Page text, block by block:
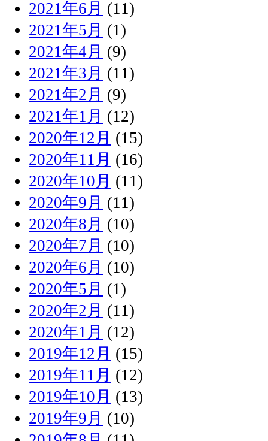
2021年6月 (11)
2021年5月 (1)
2021年4月 (9)
2021年3月 (11)
2021年2月 (9)
2021年1月 (12)
2020年12月 (15)
2020年11月 (16)
2020年10月 (11)
2020年9月 (11)
2020年8月 (10)
2020年7月 (10)
2020年6月 (10)
2020年5月 (1)
2020年2月 (11)
2020年1月 (12)
2019年12月 (15)
2019年11月 (12)
2019年10月 (13)
2019年9月 (10)